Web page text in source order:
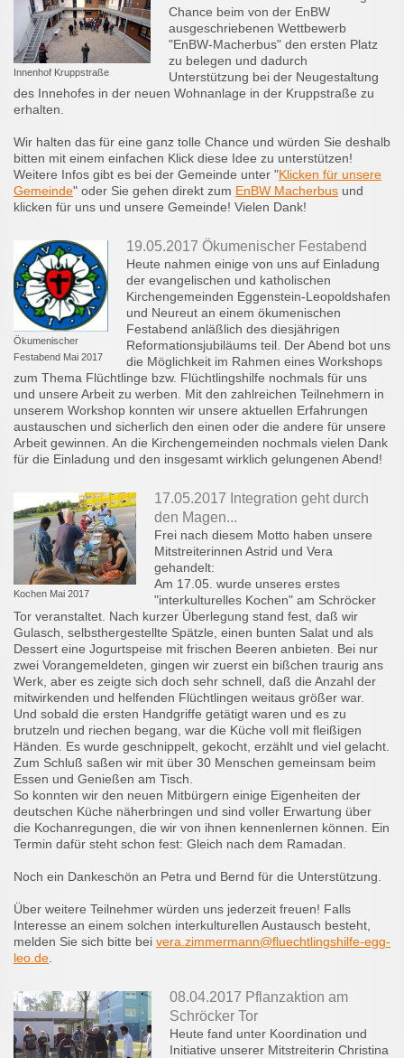
Innenhof Kruppstraße
Chance beim von der EnBW
ausgeschriebenen Wettbewerb
"EnBW-Macherbus" den ersten Platz
zu belegen und dadurch
Unterstützung bei der Neugestaltung
des Innehofes in der neuen Wohnanlage in der Kruppstraße zu
erhalten.
Wir halten das für eine ganz tolle Chance und würden Sie deshalb
bitten mit einem einfachen Klick diese Idee zu unterstützen!
Weitere Infos gibt es bei der Gemeinde unter "Klicken für unsere
Gemeinde" oder Sie gehen direkt zum EnBW Macherbus und
klicken für uns und unsere Gemeinde! Vielen Dank!
Ökumenischer
Festabend Mai 2017
19.05.2017 Ökumenischer Festabend
Heute nahmen einige von uns auf Einladung
der evangelischen und katholischen
Kirchengemeinden Eggenstein-Leopoldshafen
und Neureut an einem ökumenischen
Festabend anläßlich des diesjährigen
Reformationsjubiläums teil. Der Abend bot uns
die Möglichkeit im Rahmen eines Workshops
zum Thema Flüchtlinge bzw. Flüchtlingshilfe nochmals für uns
und unsere Arbeit zu werben. Mit den zahlreichen Teilnehmern in
unserem Workshop konnten wir unsere aktuellen Erfahrungen
austauschen und sicherlich den einen oder die andere für unsere
Arbeit gewinnen. An die Kirchengemeinden nochmals vielen Dank
für die Einladung und den insgesamt wirklich gelungenen Abend!
Kochen Mai 2017
17.05.2017 Integration geht durch
den Magen...
Frei nach diesem Motto haben unsere
Mitstreiterinnen Astrid und Vera
gehandelt:
Am 17.05. wurde unseres erstes
"interkulturelles Kochen" am Schröcker
Tor veranstaltet. Nach kurzer Überlegung stand fest, daß wir
Gulasch, selbsthergestellte Spätzle, einen bunten Salat und als
Dessert eine Jogurtspeise mit frischen Beeren anbieten. Bei nur
zwei Vorangemeldeten, gingen wir zuerst ein bißchen traurig ans
Werk, aber es zeigte sich doch sehr schnell, daß die Anzahl der
mitwirkenden und helfenden Flüchtlingen weitaus größer war.
Und sobald die ersten Handgriffe getätigt waren und es zu
brutzeln und riechen begang, war die Küche voll mit fleißigen
Händen. Es wurde geschnippelt, gekocht, erzählt und viel gelacht.
Zum Schluß saßen wir mit über 30 Menschen gemeinsam beim
Essen und Genießen am Tisch.
So konnten wir den neuen Mitbürgern einige Eigenheiten der
deutschen Küche näherbringen und sind voller Erwartung über
die Kochanregungen, die wir von ihnen kennenlernen können. Ein
Termin dafür steht schon fest: Gleich nach dem Ramadan.
Noch ein Dankeschön an Petra und Bernd für die Unterstützung.
Über weitere Teilnehmer würden uns jederzeit freuen! Falls
Interesse an einem solchen interkulturellen Austausch besteht,
melden Sie sich bitte bei vera.zimmermann@fluechtlingshilfe-egg-
leo.de
08.04.2017 Pflanzaktion am
Schröcker Tor
Heute fand unter Koordination und
Initiative unserer Mitstreiterin Christina